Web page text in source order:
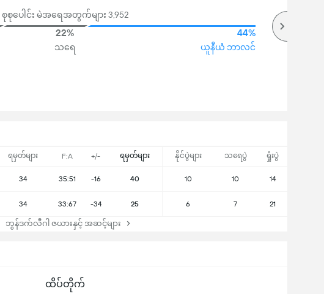
ရမှတ်များ F:A +/- ရမှတ်များ နိုင်ပွဲများ သရေပွဲ ရှုံးပွဲ
34 35:51 -16 40 10 10 14
34 33:67 -34 25 6 7 21
ဘွန်ဒက်လီဂါ ဇယားနှင့် အဆင့်များ
စုစုပေါင်း မဲအရေအတွက်များ 3,952
22%
သရေ
44%
ယူနီယံ ဘာလင်
ထိပ်တိုက်